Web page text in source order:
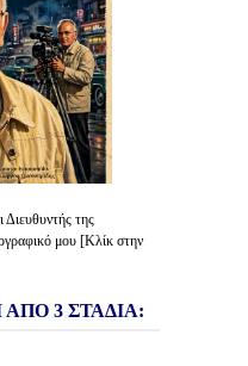
Διευθυντής της
μου [Κλίκ στην
3 ΣΤΑΔΙΑ: